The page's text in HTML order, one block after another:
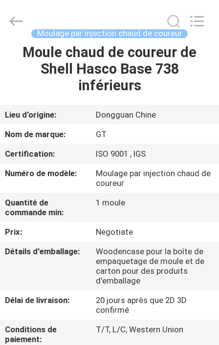
MAISON
AU
SUJET
DE
VISITE
D'USINE
DE
CONTACTEZ-
NOUS
PRECISE
MOULD
Moulage par injection chaud de coureur
Moule chaud de coureur de
Shell Hasco Base 738
inférieurs
Lieu d'origine:
Dongguan Chine
Nom de marque:
GT
Certification:
ISO 9001 , IGS
Numéro de modèle:
Moulage par injection chaud de
coureur
Quantité de
commande min:
1 moule
Prix:
Negotiate
Détails d'emballage:
Woodencase pour la boîte de
empaquetage de moule et de
carton pour des produits
d'emballage
Délai de livraison:
20 jours après que 2D 3D
confirmé
Conditions de
paiement:
T/T, L/C, Western Union